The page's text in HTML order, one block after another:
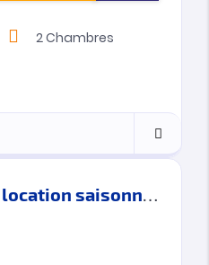
2Chambres
Villa Meublée en location saisonnière – Boubana – Tanger